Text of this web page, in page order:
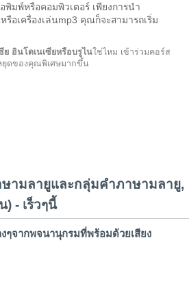
มพ์หรือคอมพิวเตอร์ เพียงการนำ
อเครื่องเล่นmp3 คุณก็จะสามารถเริ่ม
ย อินโดเนเซียหรือบรูไนใช่ไหม เข้าร่วมคอร์ส
ยุดของคุณพิเศษมากขึ้น
ามลายูและกลุ่มคำภาษามลายู,
) - เร็วๆนี้
ๆจากพจนานุกรมที่พร้อมด้วยเสียง